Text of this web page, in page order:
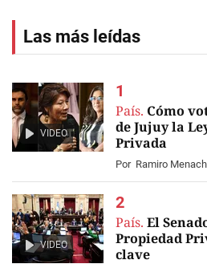
Las más leídas
VIDEO
País. Cómo
de Jujuy la
Privada
Por Ramiro
VIDEO
País. El
Propiedad
clave